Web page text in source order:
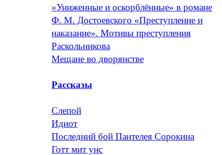
«Униженные и оскорблённые» в романе
Ф. М. Достоевского «Преступление и
наказание». Мотивы преступления
Раскольникова
Мещане во дворянстве
Рассказы
Слепой
Идиот
Последний бой Пантелея Сорокина
Готт мит унс